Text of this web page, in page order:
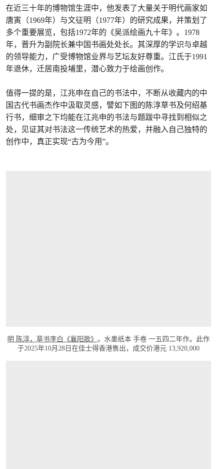
在近三十年的博物馆生涯中，他发表了大量关于明代画家如
唐寅（1969年）与文征明（1977年）的研究成果，并策划了
多个重要展览，包括1972年的《吴派绘画九十年》。1978
年，晋升为副院长兼中国书画处处长。其深厚的学识与卓越
的领导能力，广受博物馆业界与艺坛友好尊重。江氏于1991
年退休，迁居南投埔里，潜心致力于绘画创作。
值得一提的是，江兆申在自己的书法中，不断从收藏内的中
国古代书画杰作中汲取灵感，譬如下图的陈淳草书及何绍基
行书，细审之下均能在江兆申的书法与题跋中寻找到相似之
处，见证其对书法这一传统艺术的热爱，并融入自己独特的
创作中，真正实现“古为今用”。
明 陈淳，草书李白《襄阳歌》 。水墨纸本 手卷 一五四二年作。此作
于2025年10月28日在佳士得香港售出，成交价港元 13,920,000